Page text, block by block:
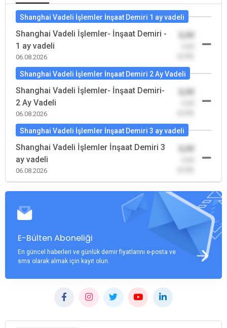
Shanghai Vadeli İşlemler İnşaat Demiri 1 ay vadeli
Shanghai Vadeli İşlemler- İnşaat Demiri -
1 ay vadeli
06.08.2026
0,00
Shanghai Vadeli İşlemler İnşaat Demiri 2 Ay Vadeli
Shanghai Vadeli İşlemler- İnşaat Demiri-
2 Ay Vadeli
06.08.2026
0,00
Shanghai Vadeli İşlemler İnşaat Demiri 3 ay vadeli
Shanghai Vadeli İşlemler İnşaat Demiri 3
ay vadeli
06.08.2026
0,00
E-Bülten Aboneliği
En güncel haberleri ve günlük demir fiyatlarını e-posta ve
sms olarak almak için kayıt olun.